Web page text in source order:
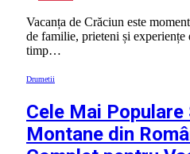
Vacanța de Crăciun este
de familie, prieteni și experiențe
timp…
Drumetii
Cele Mai Populare
Montane din